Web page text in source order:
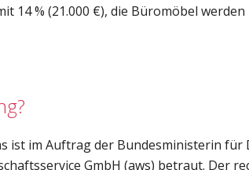
14 % (21.000 €), die Büromöbel werden
ist im Auftrag der Bundesministerin
GmbH (aws) betraut. Der